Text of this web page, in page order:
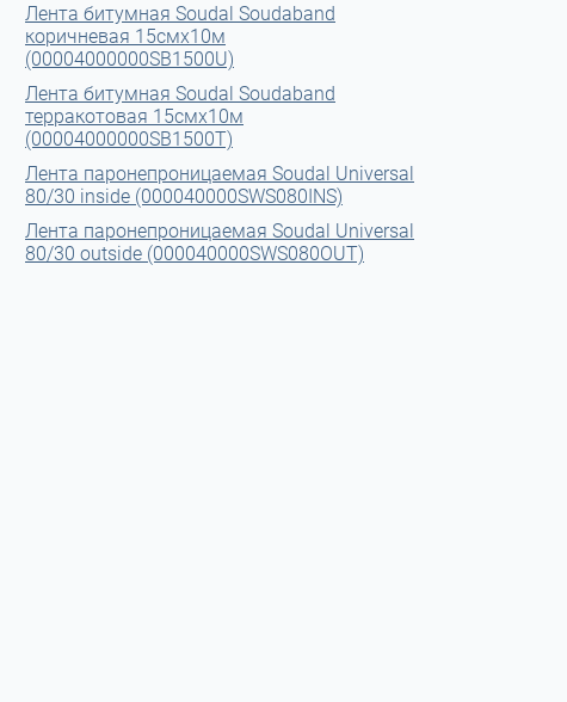
Лента битумная Soudal Soudaband
коричневая 15смx10м
(00004000000SB1500U)
Лента битумная Soudal Soudaband
терракотовая 15смx10м
(00004000000SB1500T)
Лента паронепроницаемая Soudal Universal
80/30 inside (000040000SWS080INS)
Лента паронепроницаемая Soudal Universal
80/30 outside (000040000SWS080OUT)